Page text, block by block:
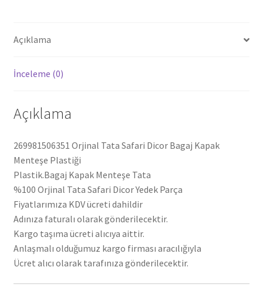
Açıklama
İnceleme (0)
Açıklama
269981506351 Orjinal Tata Safari Dicor Bagaj Kapak
Menteşe Plastiği
Plastik.Bagaj Kapak Menteşe Tata
%100 Orjinal Tata Safari Dicor Yedek Parça
Fiyatlarımıza KDV ücreti dahildir
Adınıza faturalı olarak gönderilecektir.
Kargo taşıma ücreti alıcıya aittir.
Anlaşmalı olduğumuz kargo firması aracılığıyla
Ücret alıcı olarak tarafınıza gönderilecektir.